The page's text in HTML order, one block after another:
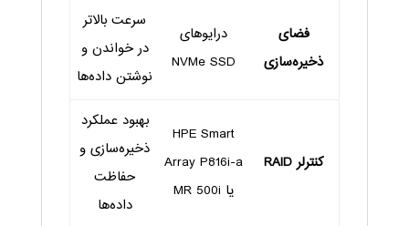
فضای
ذخیره‌سازی
درایوهای
NVMe SSD
سرعت بالاتر
در خواندن و
نوشتن داده‌ها
کنترلر RAID
HPE Smart
Array P816i-a
یا MR 500i
بهبود عملکرد
ذخیره‌سازی و
حفاظت
داده‌ها